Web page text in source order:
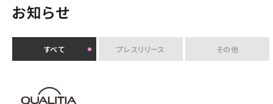
お知らせ
すべて プレスリリース その他